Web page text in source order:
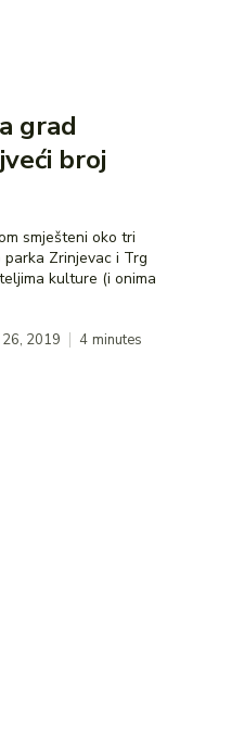
grad
broj
smješteni oko tri
Zrinjevac i Trg
kulture (i onima
2019 4 minutes